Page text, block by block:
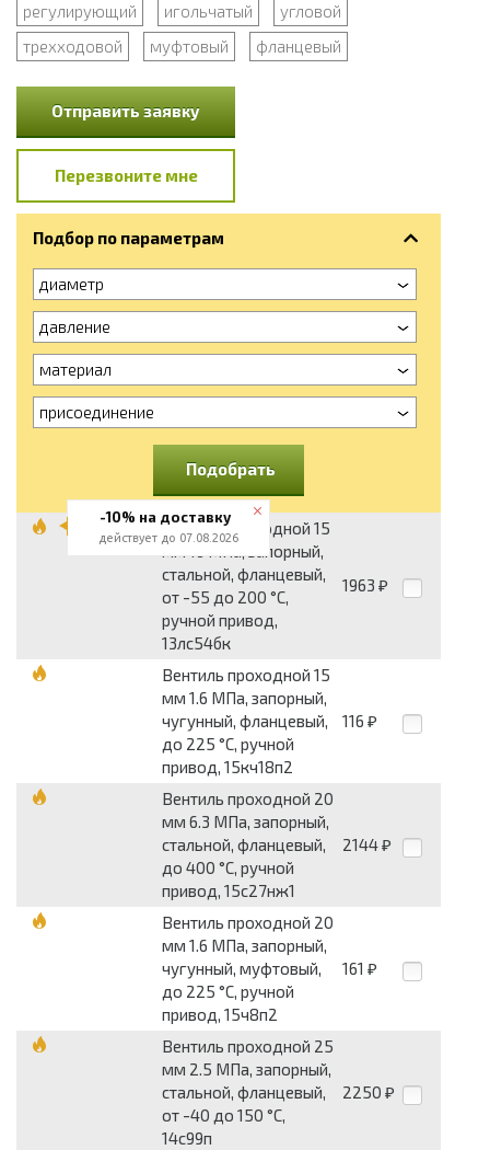
регулирующий
игольчатый
угловой
трехходовой
муфтовый фланцевый
Отправить заявку
Перезвоните мне
Подбор по параметрам
диаметр
давление
материал
присоединение
Подобрать
Вентиль проходной 15
мм 16 МПа, запорный,
стальной, фланцевый,
от -55 до 200 °С,
ручной привод,
13лс54бк
1963 ₽
Вентиль проходной 15
мм 1.6 МПа, запорный,
чугунный, фланцевый,
до 225 °С, ручной
привод, 15кч18п2
116 ₽
Вентиль проходной 20
мм 6.3 МПа, запорный,
стальной, фланцевый,
до 400 °С, ручной
привод, 15с27нж1
2144 ₽
Вентиль проходной 20
мм 1.6 МПа, запорный,
чугунный, муфтовый,
до 225 °С, ручной
привод, 15ч8п2
161 ₽
Вентиль проходной 25
мм 2.5 МПа, запорный,
стальной, фланцевый,
от -40 до 150 °С,
14с99п
2250 ₽
-10% на доставку
действует до 07.08.2026